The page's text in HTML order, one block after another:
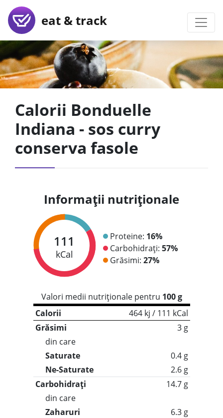
eat & track
Calorii Bonduelle
Indiana - sos curry
conserva fasole
Informații nutriționale
111
kCal
Proteine: 16%
Carbohidrați: 57%
Grăsimi: 27%
Valori medii nutriționale pentru 100 g
Calorii
464 kj / 111 kCal
Grăsimi
3 g
din care
Saturate
0.4 g
Ne-Saturate
2.6 g
Carbohidrați
14.7 g
din care
Zaharuri
6.3 g